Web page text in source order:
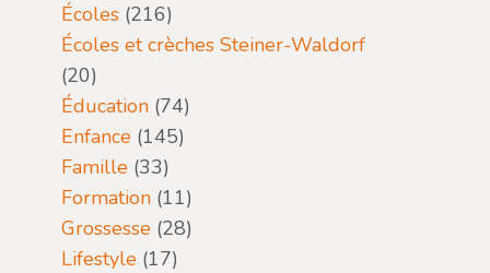
Écoles (216)
Écoles et crèches Steiner-Waldorf
(20)
Éducation (74)
Enfance (145)
Famille (33)
Formation (11)
Grossesse (28)
Lifestyle (17)